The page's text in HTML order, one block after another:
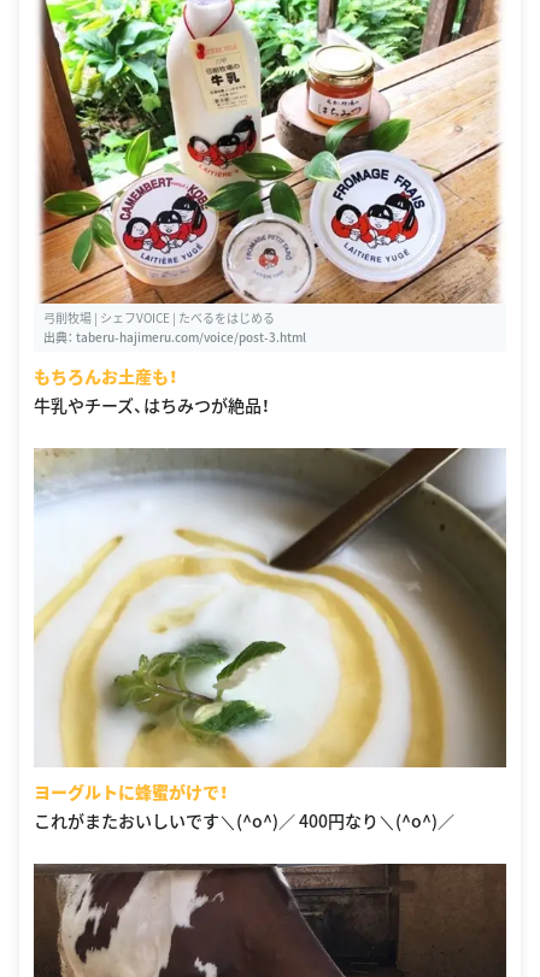
弓削牧場 | シェフVOICE | たべるをはじめる
出典： taberu-hajimeru.com/voice/post-3.html
もちろんお土産も！
牛乳やチーズ、はちみつが絶品！
ヨーグルトに蜂蜜がけで！
これがまたおいしいです＼(^o^)／ 400円なり＼(^o^)／